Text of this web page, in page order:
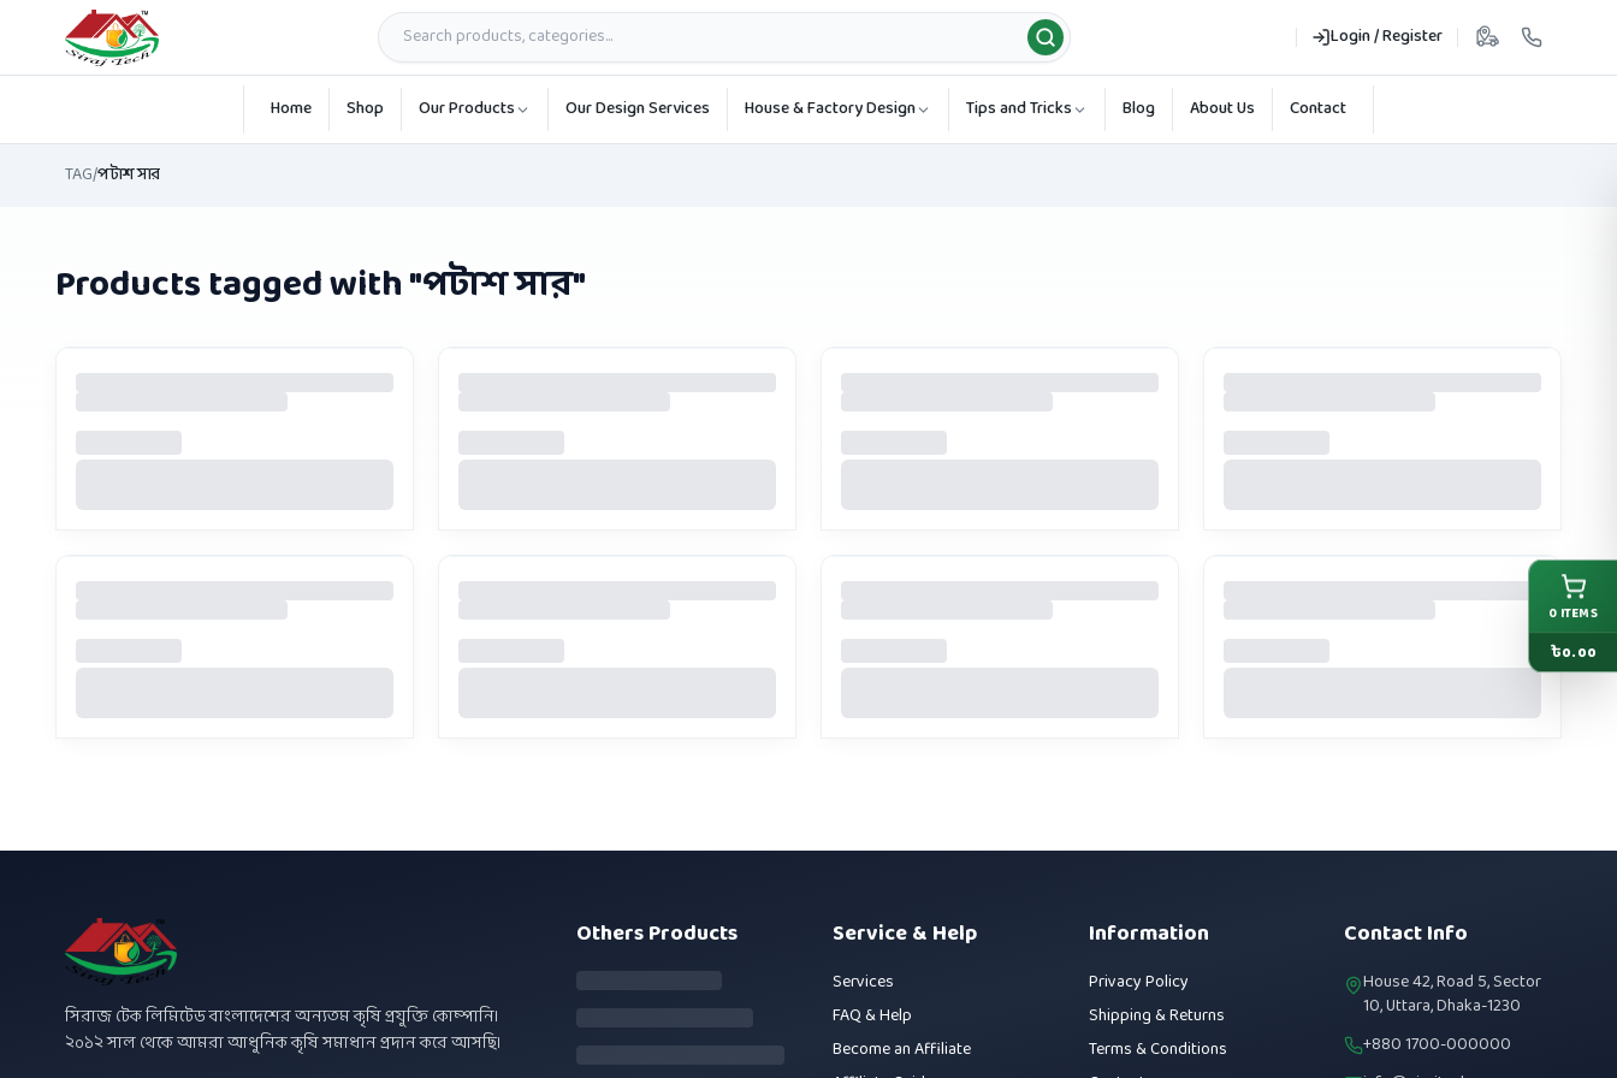
Login / Register
Skip to main content
Home Shop Our Products Our Design Services House & Factory Design Tips and Tricks Blog About Us Contact
TAG/পটাশ সার
Products tagged with "পটাশ সার"
সিরাজ টেক লিমিটেড বাংলাদেশের অন্যতম কৃষি প্রযুক্তি কোম্পানি।
২০১২ সাল থেকে আমরা আধুনিক কৃষি সমাধান প্রদান করে আসছি।
Others Products Service & Help
Services
FAQ & Help
Become an Affiliate
Information
Privacy Policy
Shipping & Returns
Terms & Conditions
Contact Info
House 42, Road 5, Sector
10, Uttara, Dhaka-1230
+880 1700-000000
0 ITEMS
৳0.00